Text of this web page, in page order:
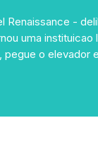
Renaissance -
uma instituicao
o elevador